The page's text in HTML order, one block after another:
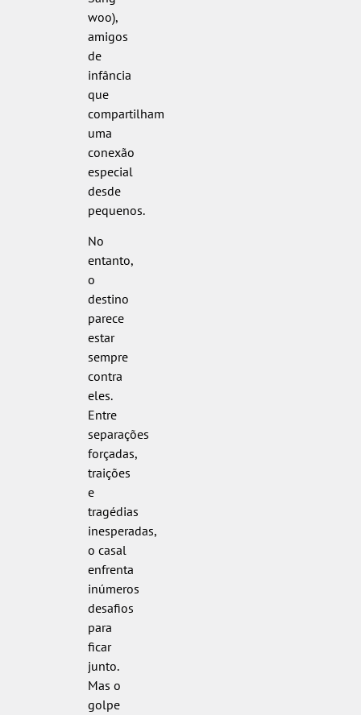
woo),
amigos
de
infância
que
compartilham
uma
conexão
especial
desde
pequenos.
No
entanto,
o
destino
parece
estar
sempre
contra
eles.
Entre
separações
forçadas,
traições
e
tragédias
inesperadas,
o casal
enfrenta
inúmeros
desafios
para
ficar
junto.
Mas o
golpe